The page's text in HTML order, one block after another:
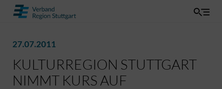
27.07.2011
KULTURREGION STUTTGART
NIMMT KURS AUF